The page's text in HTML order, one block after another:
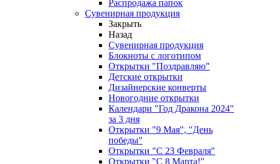
Распродажа папок
Сувенирная продукция
Закрыть
Назад
Сувенирная продукция
Блокноты с логотипом
Открытки "Поздравляю"
Детские открытки
Дизайнерские конверты
Новогодние открытки
Календари "Год Дракона 2024"
за 3 дня
Открытки "9 Мая", "День
победы"
Открытки "С 23 Февраля"
Открытки "С 8 Марта!"